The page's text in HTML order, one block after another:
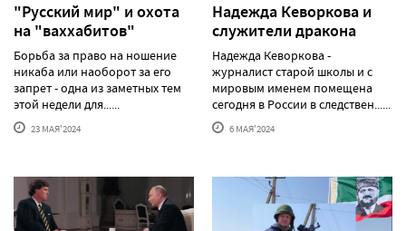
"Русский мир" и охота
на "ваххабитов"
Борьба за право на ношение
никаба или наоборот за его
запрет - одна из заметных тем
этой недели для......
23 МАЯ'2024
Надежда Кеворкова и
служители дракона
Надежда Кеворкова -
журналист старой школы и с
мировым именем помещена
сегодня в России в следствен......
6 МАЯ'2024